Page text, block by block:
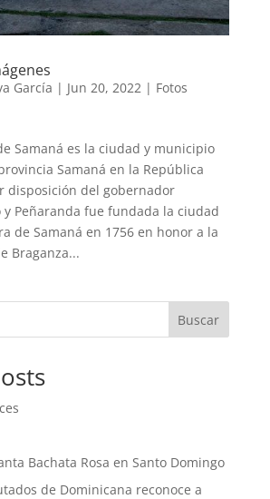
García | Jun 20, 2022 | Fotos
Samaná es la ciudad y municipio
Samaná en la República
disposición del gobernador
y Peñaranda fue fundada la ciudad
de Samaná en 1756 en honor a la
Braganza...
Buscar
Bachata Rosa en Santo Domingo
de Dominicana reconoce a